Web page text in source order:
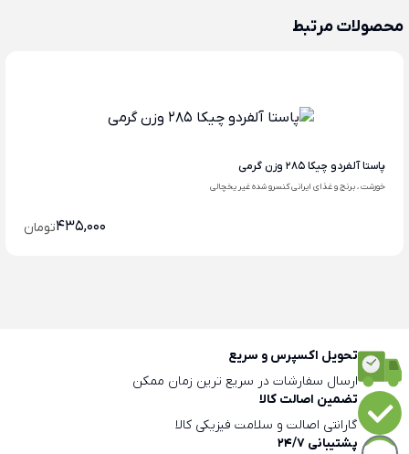
محصولات مرتبط
پاستا آلفردو چیکا 285 وزن گرمی
خورشت ، برنج و غذای ایرانی کنسرو شده غیر یخچالی
435,000تومان
تحویل اکسپرس و سریع
ارسال سفارشات در سریع ترین زمان ممکن
تضمین اصالت کالا
گارانتی اصالت و سلامت فیزیکی کالا
پشتیبانی 24/7